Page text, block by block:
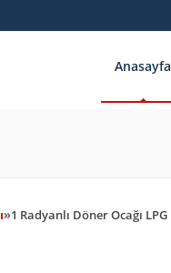
Anasayfa
»1 Radyanlı Döner Ocağı LPG